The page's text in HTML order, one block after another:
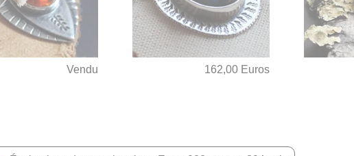
Vendu 162,00 Euros